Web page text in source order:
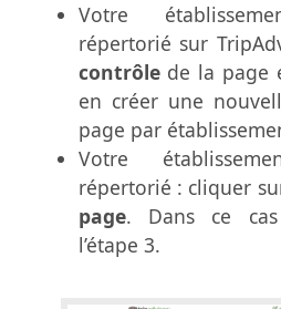
Votre
répertorié sur
contrôlede la page
en créer une
page par
Votre
répertorié : cliquer
page. Dans ce
l’étape 3.